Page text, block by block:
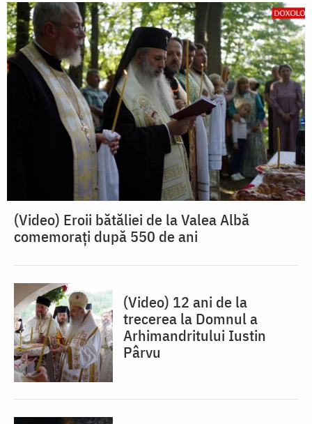
(Video) Eroii bătăliei de la Valea Albă
comemorați după 550 de ani
(Video) 12 ani de la
trecerea la Domnul a
Arhimandritului Iustin
Pârvu